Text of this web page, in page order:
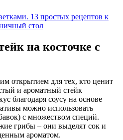
13 простых рецептов к
стол
на косточке с
открытием для тех, кто ценит
и ароматный стейк
благодаря соусу на основе
можно использовать
с множеством специй.
грибы – они выделят сок и
ароматом.